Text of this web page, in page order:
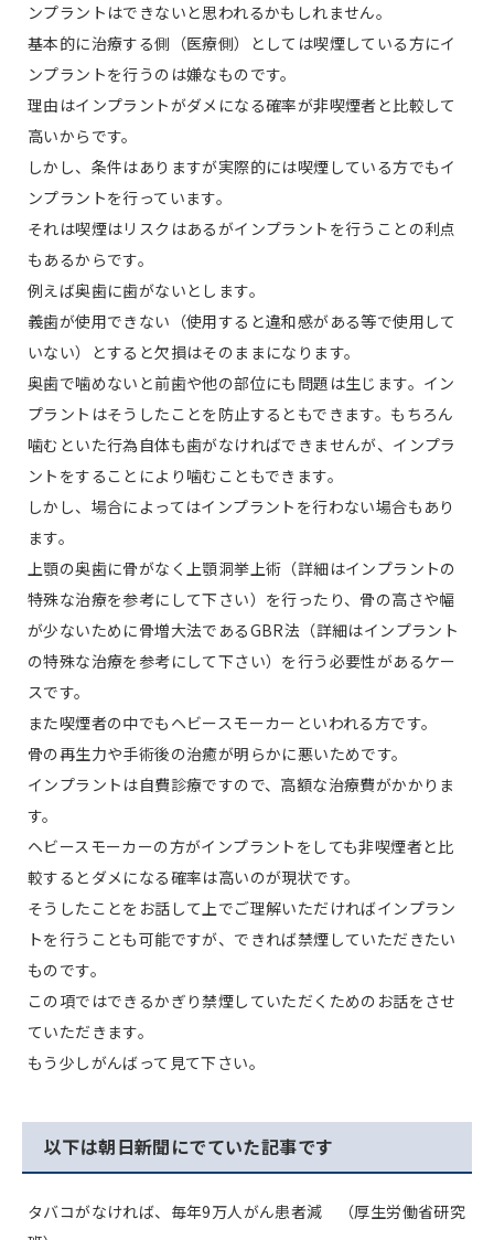
ンプラントはできないと思われるかもしれません。
基本的に治療する側（医療側）としては喫煙している方にイ
ンプラントを行うのは嫌なものです。
理由はインプラントがダメになる確率が非喫煙者と比較して
高いからです。
しかし、条件はありますが実際的には喫煙している方でもイ
ンプラントを行っています。
それは喫煙はリスクはあるがインプラントを行うことの利点
もあるからです。
例えば奥歯に歯がないとします。
義歯が使用できない（使用すると違和感がある等で使用して
いない）とすると欠損はそのままになります。
奥歯で噛めないと前歯や他の部位にも問題は生じます。イン
プラントはそうしたことを防止するともできます。もちろん
噛むといた行為自体も歯がなければできませんが、インプラ
ントをすることにより噛むこともできます。
しかし、場合によってはインプラントを行わない場合もあり
ます。
上顎の奥歯に骨がなく上顎洞挙上術（詳細はインプラントの
特殊な治療を参考にして下さい）を行ったり、骨の高さや幅
が少ないために骨増大法であるGBR法（詳細はインプラント
の特殊な治療を参考にして下さい）を行う必要性があるケー
スです。
また喫煙者の中でもヘビースモーカーといわれる方です。
骨の再生力や手術後の治癒が明らかに悪いためです。
インプラントは自費診療ですので、高額な治療費がかかりま
す。
ヘビースモーカーの方がインプラントをしても非喫煙者と比
較するとダメになる確率は高いのが現状です。
そうしたことをお話して上でご理解いただければインプラン
トを行うことも可能ですが、できれば禁煙していただきたい
ものです。
この項ではできるかぎり禁煙していただくためのお話をさせ
ていただきます。
もう少しがんばって見て下さい。
以下は朝日新聞にでていた記事です
タバコがなければ、毎年9万人がん患者減 （厚生労働省研究